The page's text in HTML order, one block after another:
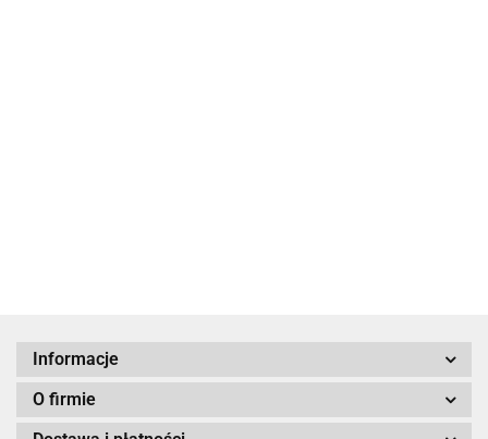
Informacje
O firmie